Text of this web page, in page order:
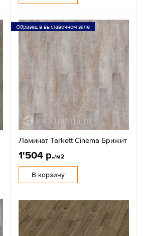
Образец в выставочном зале
Ламинат Tarkett Cinema Брижит
1'504 р./м2
В корзину